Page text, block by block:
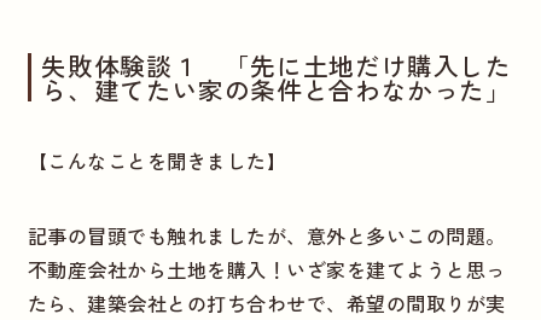
失敗体験談１ 「先に土地だけ購入した
ら、建てたい家の条件と合わなかった」
【こんなことを聞きました】
記事の冒頭でも触れましたが、意外と多いこの問題。
不動産会社から土地を購入！いざ家を建てようと思っ
たら、建築会社との打ち合わせで、希望の間取りが実